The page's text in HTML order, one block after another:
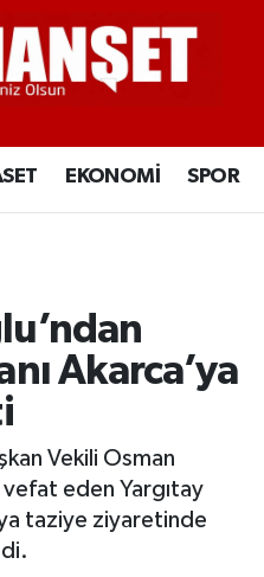
EKONOMİ SPOR
Akarca’ya
Vekili Osman
eden Yargıtay
taziye ziyaretinde
ve Fikstür